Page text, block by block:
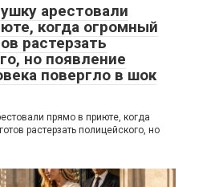
арестовали
когда огромный
растерзать
но появление
повергло в шок
прямо в приюте, когда
растерзать полицейского, но